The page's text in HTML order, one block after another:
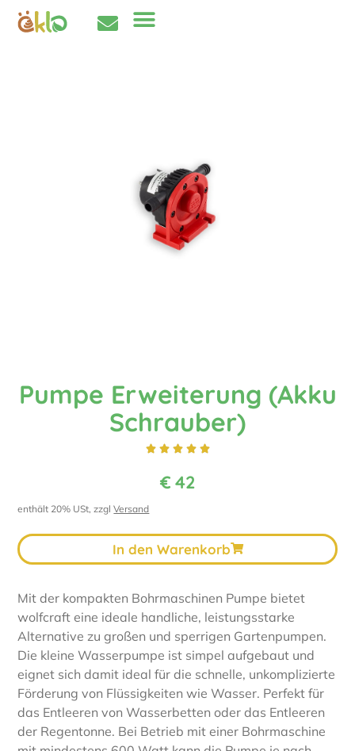
Pumpe Erweiterung (Akku
Schrauber)
    
€ 42
enthält 20% USt, zzglVersand
In den Warenkorb
Mit der kompakten Bohrmaschinen Pumpe bietet
wolfcraft eine ideale handliche, leistungsstarke
Alternative zu großen und sperrigen Gartenpumpen.
Die kleine Wasserpumpe ist simpel aufgebaut und
eignet sich damit ideal für die schnelle, unkomplizierte
Förderung von Flüssigkeiten wie Wasser. Perfekt für
das Entleeren von Wasserbetten oder das Entleeren
der Regentonne. Bei Betrieb mit einer Bohrmaschine